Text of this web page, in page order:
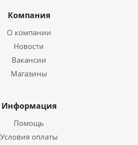
Компания
О компании
Новости
Вакансии
Магазины
Информация
Помощь
Условия оплаты